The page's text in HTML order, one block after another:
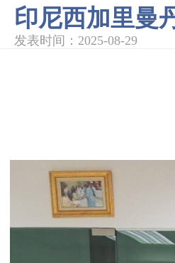
印尼西加里曼
发表时间：2025-08-29